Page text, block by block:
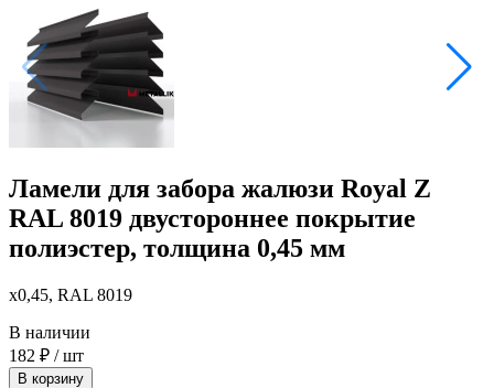
Ламели для забора жалюзи Royal Z
RAL 8019 двустороннее покрытие
полиэстер, толщина 0,45 мм
x0,45, RAL 8019
В наличии
182 ₽ / шт
В корзину